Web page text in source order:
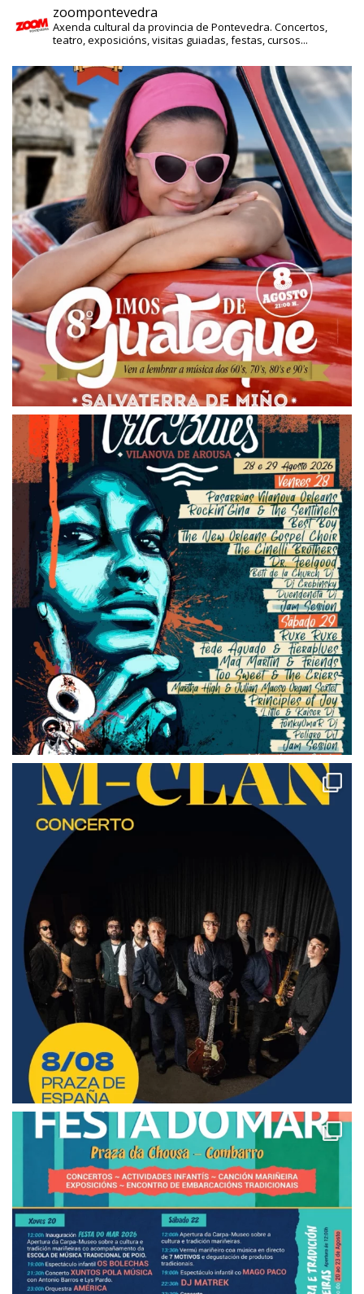
zoompontevedra
Axenda cultural da provincia de Pontevedra. Concertos,
teatro, exposicións, visitas guiadas, festas, cursos...